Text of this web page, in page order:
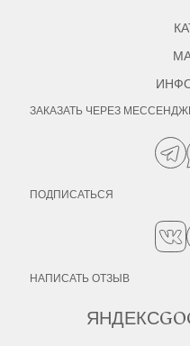
ЗАКАЗАТЬ ЧЕРЕЗ
ПОДПИСАТЬСЯ
НАПИСАТЬ ОТЗЫВ
ЯНДЕКС